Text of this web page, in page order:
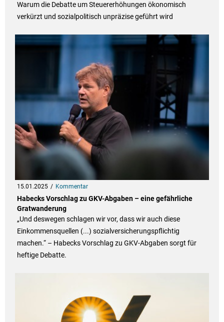
Warum die Debatte um Steuererhöhungen ökonomisch
verkürzt und sozialpolitisch unpräzise geführt wird
15.01.2025 Kommentar
Habecks Vorschlag zu GKV-Abgaben – eine gefährliche
Gratwanderung
„Und deswegen schlagen wir vor, dass wir auch diese
Einkommensquellen (...) sozialversicherungspflichtig
machen.“ – Habecks Vorschlag zu GKV-Abgaben sorgt für
heftige Debatte.